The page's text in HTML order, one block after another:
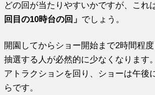
どの回が当たりやすいかですが、これ
回目の10時台の回」 でしょう。
開園してからショー開始まで2時間程度
抽選する人が必然的に少なくなります
アトラクションを回り、ショーは午後
らです。